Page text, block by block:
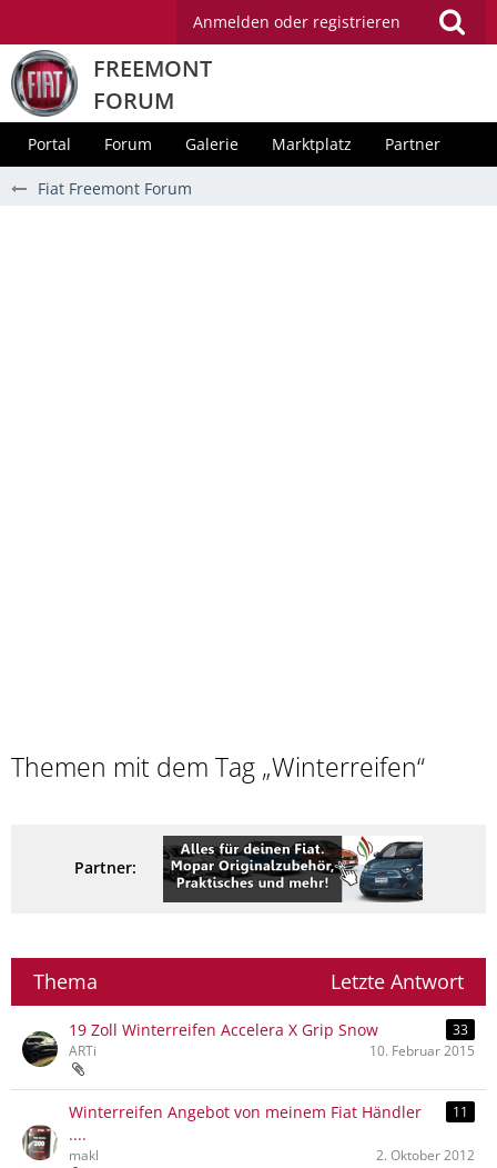
Anmelden oder registrieren
FREEMONT
FORUM
Portal Forum Galerie Marktplatz Partner
Fiat Freemont Forum
Themen mit dem Tag „Winterreifen“
Partner:
Thema Letzte Antwort
19 Zoll Winterreifen Accelera X Grip Snow
33
ARTi
10. Februar 2015
Winterreifen Angebot von meinem Fiat Händler
....
11
makl 2. Oktober 2012